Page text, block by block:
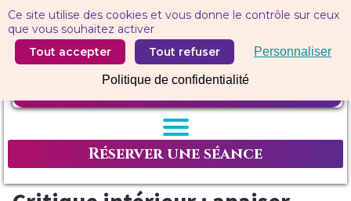
Ce site utilise des cookies et vous donne le contrôle sur ceux
que vous souhaitez activer
Tout accepter
Tout refuser Personnaliser
Politique de confidentialité
Réserver une séance